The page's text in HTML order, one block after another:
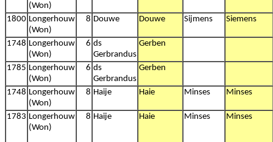
(Won)
1800 Longerhouw
(Won)
8 Douwe Douwe Sijmens Siemens
1748 Longerhouw
(Won)
6 ds
Gerbrandus
Gerben
1785 Longerhouw
(Won)
6 ds
Gerbrandus
Gerben
1748 Longerhouw
(Won)
8 Haije Haie Minses Minses
1783 Longerhouw
(Won)
8 Haije Haie Minses Minses